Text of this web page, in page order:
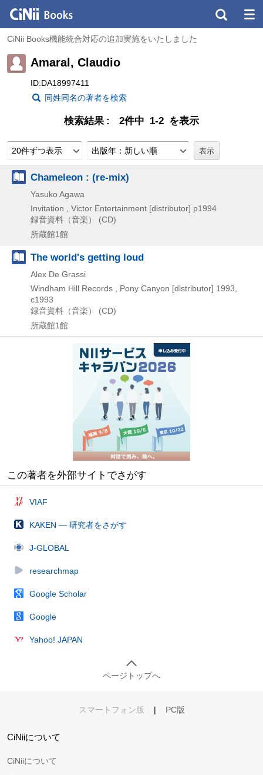
CiNii Books機能統合対応の追加実施をいたしました
Amaral, Claudio
ID:DA18997411
同姓同名の著者を検索
検索結果 2件中 1-2 を表示
20件ずつ表示 出版年：新しい順
Chameleon : (re-mix)
Yasuko Agawa
Invitation , Victor Entertainment [distributor] p1994
録音資料（音楽） (CD)
所蔵館1館
The world's getting loud
Alex De Grassi
Windham Hill Records , Pony Canyon [distributor] 1993,
c1993
録音資料（音楽） (CD)
所蔵館1館
この著者を外部サイトでさがす
VIAF
KAKEN — 研究者をさがす
J-GLOBAL
researchmap
Google Scholar
Google
Yahoo! JAPAN
ページトップへ
スマートフォン版 | PC版
CiNiiについて
CiNiiについて